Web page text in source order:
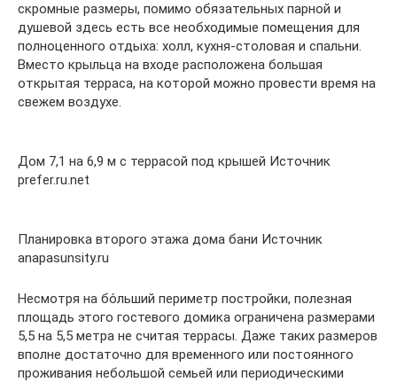
скромные размеры, помимо обязательных парной и
душевой здесь есть все необходимые помещения для
полноценного отдыха: холл, кухня-столовая и спальни.
Вместо крыльца на входе расположена большая
открытая терраса, на которой можно провести время на
свежем воздухе.
Дом 7,1 на 6,9 м с террасой под крышей Источник
prefer.ru.net
Планировка второго этажа дома бани Источник
anapasunsity.ru
Несмотря на бо́льший периметр постройки, полезная
площадь этого гостевого домика ограничена размерами
5,5 на 5,5 метра не считая террасы. Даже таких размеров
вполне достаточно для временного или постоянного
проживания небольшой семьей или периодическими